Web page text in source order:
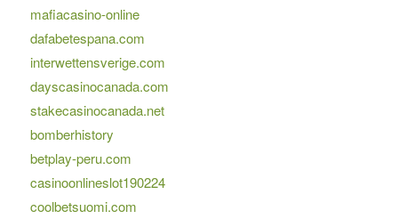
mafiacasino-online
dafabetespana.com
interwettensverige.com
dayscasinocanada.com
stakecasinocanada.net
bomberhistory
betplay-peru.com
casinoonlineslot190224
coolbetsuomi.com